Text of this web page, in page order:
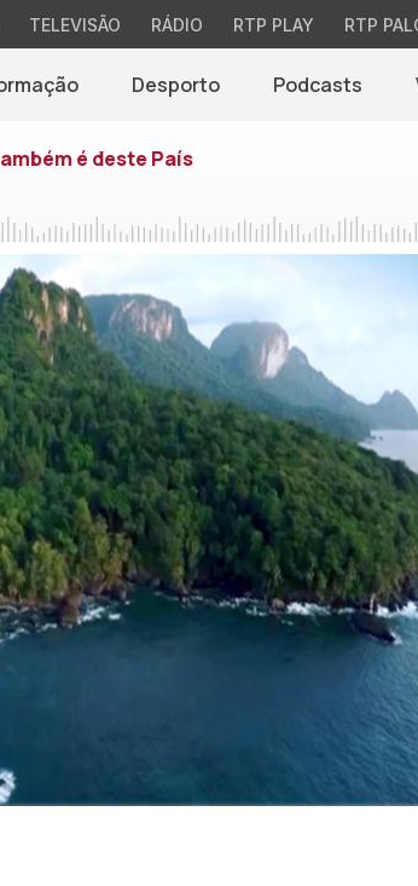
TELEVISÃO RÁDIO RTP PLAY RTP
Desporto Podcasts
é deste País